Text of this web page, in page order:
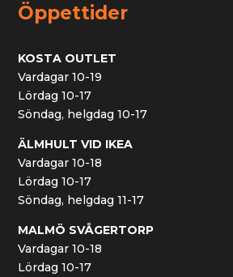
Öppettider
KOSTA OUTLET
Vardagar 10-19
Lördag 10-17
Söndag, helgdag 10-17
ÄLMHULT VID IKEA
Vardagar 10-18
Lördag 10-17
Söndag, helgdag 11-17
MALMÖ SVÅGERTORP
Vardagar 10-18
Lördag 10-17